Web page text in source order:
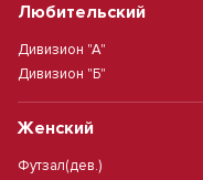
Любительский
Дивизион "А"
Дивизион "Б"
Женский
Футзал(дев.)